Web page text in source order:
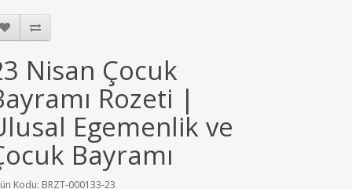
Nisan Çocuk
Rozeti |
Egemenlik ve
Bayramı
Kodu: BRZT-000133-23